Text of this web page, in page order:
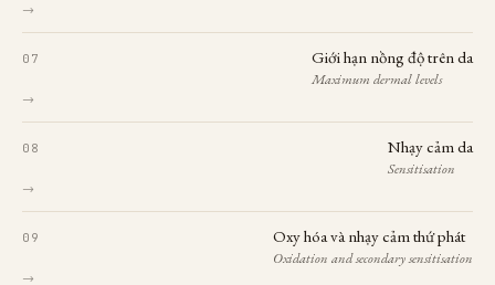
→
Giới hạn nồng độ trên da
Maximum dermal levels
→
Nhạy cảm da
Sensitisation
→
Oxy hóa và nhạy cảm thứ phát
Oxidation and secondary sensitisation
→